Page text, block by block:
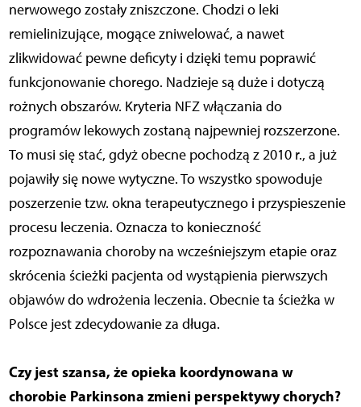
nerwowego zostały zniszczone. Chodzi o leki
remielinizujące, mogące zniwelować, a nawet
zlikwidować pewne deficyty i dzięki temu poprawić
funkcjonowanie chorego. Nadzieje są duże i dotyczą
rożnych obszarów. Kryteria NFZ włączania do
programów lekowych zostaną najpewniej rozszerzone.
To musi się stać, gdyż obecne pochodzą z 2010 r., a już
pojawiły się nowe wytyczne. To wszystko spowoduje
poszerzenie tzw. okna terapeutycznego i przyspieszenie
procesu leczenia. Oznacza to konieczność
rozpoznawania choroby na wcześniejszym etapie oraz
skrócenia ścieżki pacjenta od wystąpienia pierwszych
objawów do wdrożenia leczenia. Obecnie ta ścieżka w
Polsce jest zdecydowanie za długa.
Czy jest szansa, że opieka koordynowana w
chorobie Parkinsona zmieni perspektywy chorych?